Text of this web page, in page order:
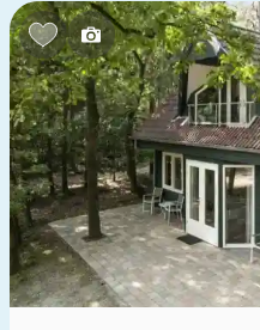
Minimaal aantal
Slaapkamers:
1 2 3
Badkamers:
1 2 3